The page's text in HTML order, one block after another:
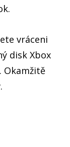
vráceni
disk Xbox
Okamžitě